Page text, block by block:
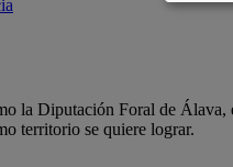
la Diputación Foral de
territorio se quiere lograr.